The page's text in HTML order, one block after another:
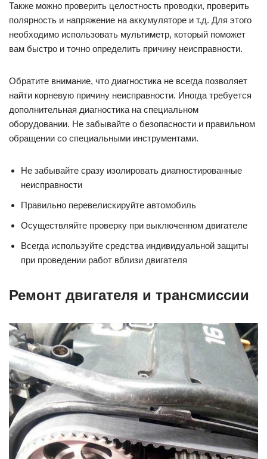
Также можно проверить целостность проводки, проверить
полярность и напряжение на аккумуляторе и т.д. Для этого
необходимо использовать мультиметр, который поможет
вам быстро и точно определить причину неисправности.
Обратите внимание, что диагностика не всегда позволяет
найти корневую причину неисправности. Иногда требуется
дополнительная диагностика на специальном
оборудовании. Не забывайте о безопасности и правильном
обращении со специальными инструментами.
Не забывайте сразу изолировать диагностированные
неисправности
Правильно перевелискируйте автомобиль
Осуществляйте проверку при выключенном двигателе
Всегда используйте средства индивидуальной защиты
при проведении работ вблизи двигателя
Ремонт двигателя и трансмиссии